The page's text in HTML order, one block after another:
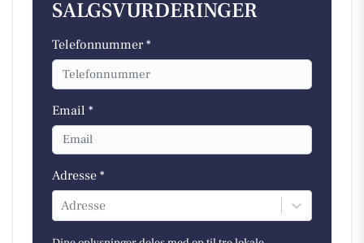
SALGSVURDERINGER
Telefonnummer *
Email *
Adresse *
Adresse